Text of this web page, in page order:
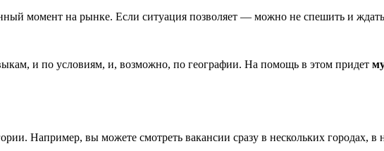
момент на рынке. Если ситуация позволяет — можно не спешить и
и по условиям, и, возможно, по географии. На помощь в этом придет
Например, вы можете смотреть вакансии сразу в нескольких городах, в